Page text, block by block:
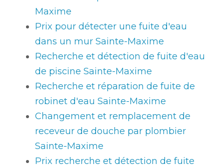
Maxime
Prix pour détecter une fuite d'eau
dans un mur Sainte-Maxime
Recherche et détection de fuite d'eau
de piscine Sainte-Maxime
Recherche et réparation de fuite de
robinet d'eau Sainte-Maxime
Changement et remplacement de
receveur de douche par plombier
Sainte-Maxime
Prix recherche et détection de fuite